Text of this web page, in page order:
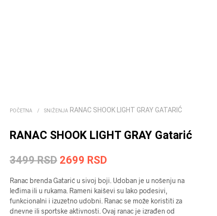
POČETNA / SNIŽENJA RANAC SHOOK LIGHT GRAY GATARIĆ
RANAC SHOOK LIGHT GRAY Gatarić
3499RSD Originalna
cena
je
bila:
2699 RSD
cena
je:
2699 RSD.
Ranac brenda Gatarić u sivoj boji. Udoban je u nošenju na
leđima ili u rukama. Rameni kaiševi su lako podesivi,
funkcionalni i izuzetno udobni. Ranac se može koristiti za
dnevne ili sportske aktivnosti. Ovaj ranac je izrađen od